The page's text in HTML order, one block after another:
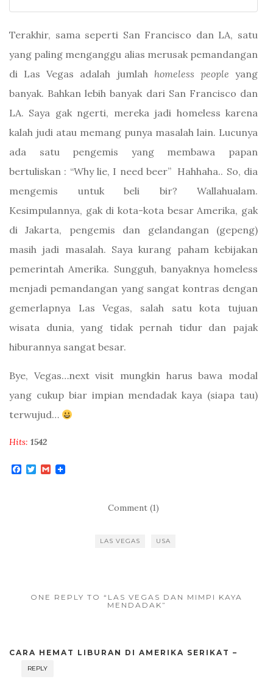
Terakhir, sama seperti San Francisco dan LA, satu
yang paling menganggu alias merusak pemandangan
di Las Vegas adalah jumlah homeless people yang
banyak. Bahkan lebih banyak dari San Francisco dan
LA. Saya gak ngerti, mereka jadi homeless karena
kalah judi atau memang punya masalah lain. Lucunya
ada satu pengemis yang membawa papan
bertuliskan : “Why lie, I need beer” Hahhaha.. So, dia
mengemis untuk beli bir? Wallahualam.
Kesimpulannya, gak di kota-kota besar Amerika, gak
di Jakarta, pengemis dan gelandangan (gepeng)
masih jadi masalah. Saya kurang paham kebijakan
pemerintah Amerika. Sungguh, banyaknya homeless
menjadi pemandangan yang sangat kontras dengan
gemerlapnya Las Vegas, salah satu kota tujuan
wisata dunia, yang tidak pernah tidur dan pajak
hiburannya sangat besar.
Bye, Vegas…next visit mungkin harus bawa modal
yang cukup biar impian mendadak kaya (siapa tau)
terwujud…
Hits: 1542
F
T
G
Comment (1)
LAS VEGAS USA
ONE REPLY TO “LAS VEGAS DAN MIMPI KAYA
MENDADAK”
CARA HEMAT LIBURAN DI AMERIKA SERIKAT –
REPLY